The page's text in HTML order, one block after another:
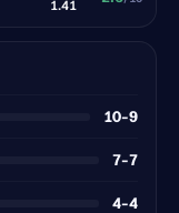
1.41
10-9
7-7
4-4